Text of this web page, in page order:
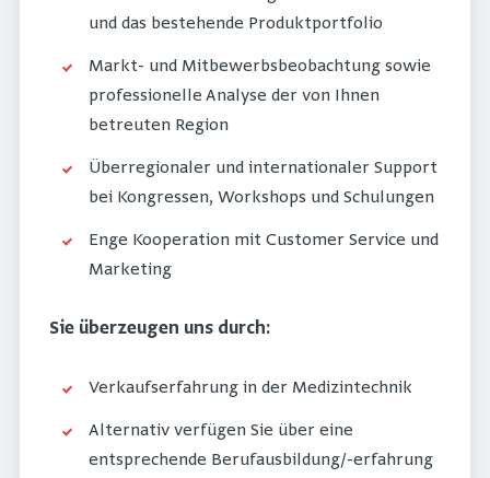
und das bestehende Produktportfolio
Markt- und Mitbewerbsbeobachtung sowie
professionelle Analyse der von Ihnen
betreuten Region
Überregionaler und internationaler Support
bei Kongressen, Workshops und Schulungen
Enge Kooperation mit Customer Service und
Marketing
Sie überzeugen uns durch:
Verkaufserfahrung in der Medizintechnik
Alternativ verfügen Sie über eine
entsprechende Berufausbildung/-erfahrung